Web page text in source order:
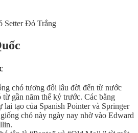
Setter Đỏ Trắng
chó tương đối lâu đời đến từ nước
gần năm thế kỷ trước. Các bằng
lai tạo của Spanish Pointer và Springer
chó này ngày nay nhờ vào Edward